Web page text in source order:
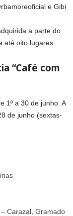
e Gibi
a parte do
até oito lugares.
“Café com
1º a 30 de junho. A
de junho (sextas-
Carazal, Gramado